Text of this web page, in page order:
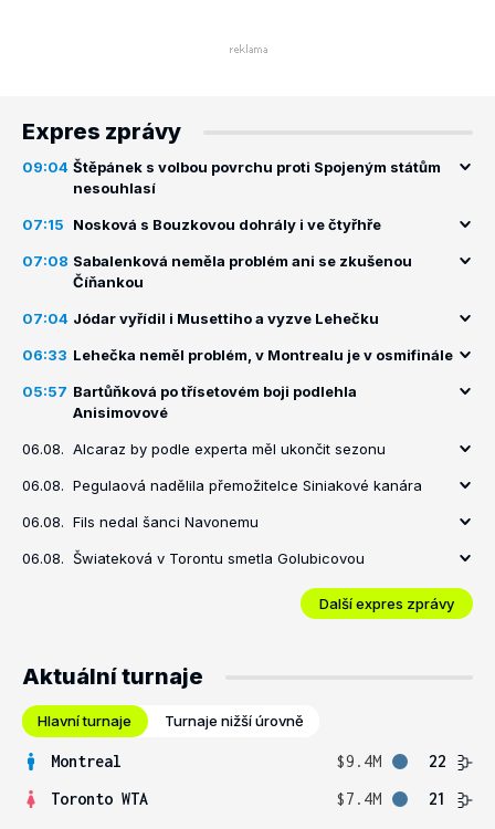
Expres zprávy
09:04 Štěpánek s volbou povrchu proti Spojeným státům
nesouhlasí
07:15 Nosková s Bouzkovou dohrály i ve čtyřhře
07:08 Sabalenková neměla problém ani se zkušenou
Číňankou
07:04 Jódar vyřídil i Musettiho a vyzve Lehečku
06:33 Lehečka neměl problém, v Montrealu je v osmifinále
05:57 Bartůňková po třísetovém boji podlehla
Anisimovové
06.08. Alcaraz by podle experta měl ukončit sezonu
06.08. Pegulaová nadělila přemožitelce Siniakové kanára
06.08. Fils nedal šanci Navonemu
06.08. Šwiateková v Torontu smetla Golubicovou
Další expres zprávy
Aktuální turnaje
Hlavní turnaje Turnaje nižší úrovně
Montreal $9.4M
22
Toronto WTA
$7.4M 21